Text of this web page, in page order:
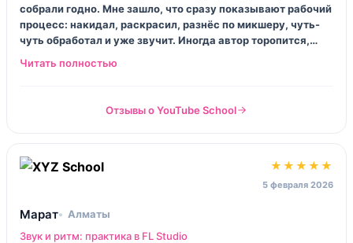
собрали годно. Мне зашло, что сразу показывают рабочий
процесс: накидал, раскрасил, разнёс по микшеру, чуть-
чуть обработал и уже звучит. Иногда автор торопится,
Отзывы о YouTube School
★★★★★
5 февраля 2026
Марат
Алматы
Звук и ритм: практика в FL Studio